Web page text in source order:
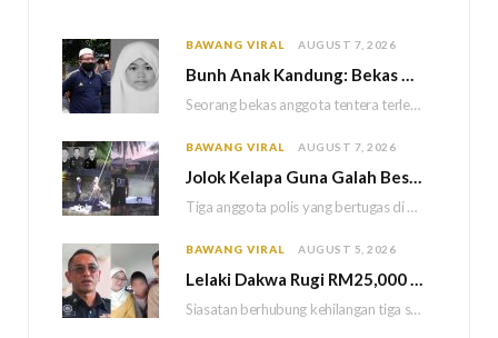
BAWANG VIRAL AUGUST 7, 2026
Bunh Anak Kandung: Bekas Anggota Tentera Terlepas Hukuman M
Seorang bekas anggota tentera terlepas daripada hukuman gantung selepas Mahkamah Persekutuan memutuskan untuk menggantikan hukuman…
BAWANG VIRAL AUGUST 7, 2026
Jolok Kelapa Guna Galah Besi Berakhir Tragedi, Tiga Polis Maut Terkena Renjatan Elektrik
Tiga anggota polis yang bertugas di Balai Polis Weston maut selepas dipercayai terkena renjatan elektrik…
BAWANG VIRAL AUGUST 5, 2026
Lelaki Dakwa Rugi RM25,000 Akibat Hutang Kutu, Polis Siasat Kaitan Dengan Kehilangan Tiga Beranak
Siasatan berhubung kehilangan tiga sekeluarga di Bukit Kayu Hitam kini memasuki perkembangan baharu apabila polis…